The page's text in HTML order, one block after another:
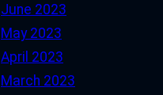
June 2023
May 2023
April 2023
March 2023